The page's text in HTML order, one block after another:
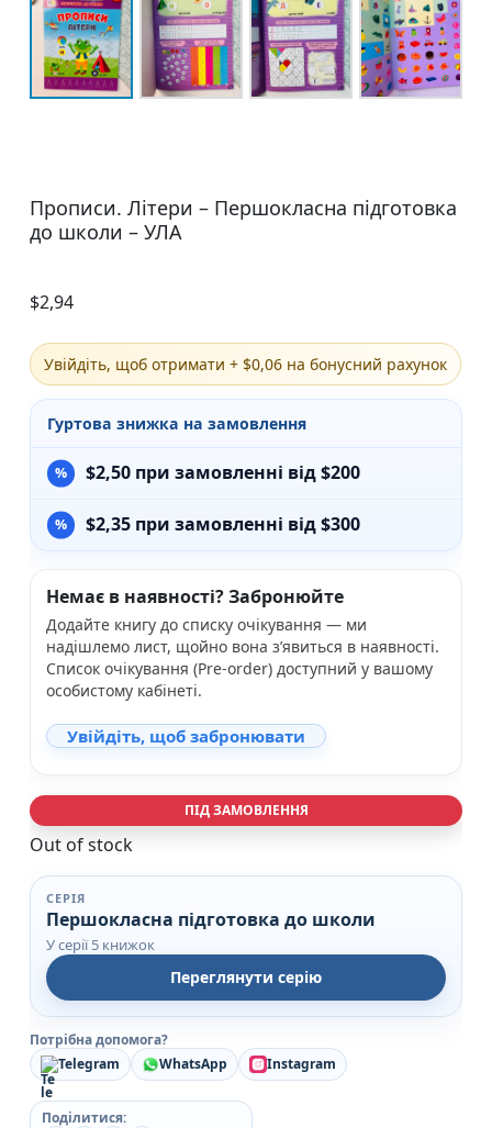
Прописи. Літери – Першокласна підготовка
до школи – УЛА
$2,94
Увійдіть, щоб отримати + $0,06 на бонусний рахунок
Гуртова знижка на замовлення
$2,50 при замовленні від $200
$2,35 при замовленні від $300
Немає в наявності? Забронюйте
Додайте книгу до списку очікування — ми
надішлемо лист, щойно вона з’явиться в наявності.
Список очікування (Pre-order) доступний у вашому
особистому кабінеті.
Увійдіть, щоб забронювати
ПІД ЗАМОВЛЕННЯ
Out of stock
СЕРІЯ
Першокласна підготовка до школи
У серії 5 книжок
Переглянути серію
Потрібна допомога?
Telegram
WhatsApp Instagram
Поділитися: